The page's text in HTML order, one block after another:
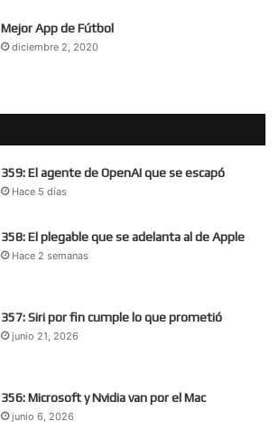
Mejor App de Fútbol
diciembre 2, 2020
359: El agente de OpenAI que se escapó
Hace 5 días
358: El plegable que se adelanta al de Apple
Hace 2 semanas
357: Siri por fin cumple lo que prometió
junio 21, 2026
356: Microsoft y Nvidia van por el Mac
junio 6, 2026